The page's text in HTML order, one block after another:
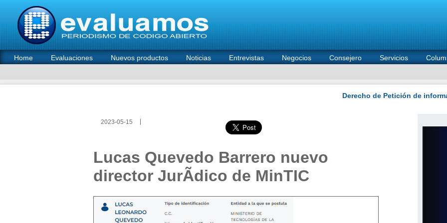
Home Evaluaciones Nuevos productos Noticias Entrevistas Negocios Consejero Servicios
2023-05-15
Lucas Quevedo Barrero nuevo
director JurÃ­dico de MinTIC